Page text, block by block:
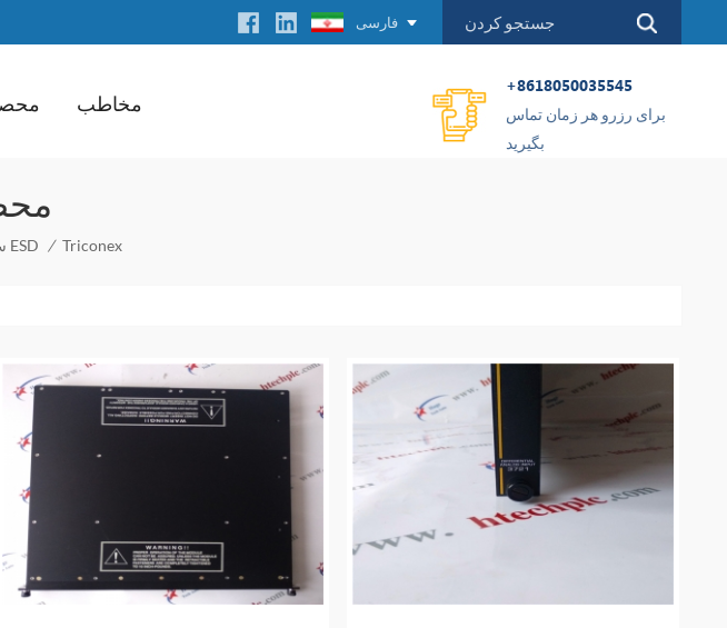
فارسی
مخاطب
+8618050035545
برای رزرو هر زمان تماس
بگیرید
سیستم ESD / Triconex